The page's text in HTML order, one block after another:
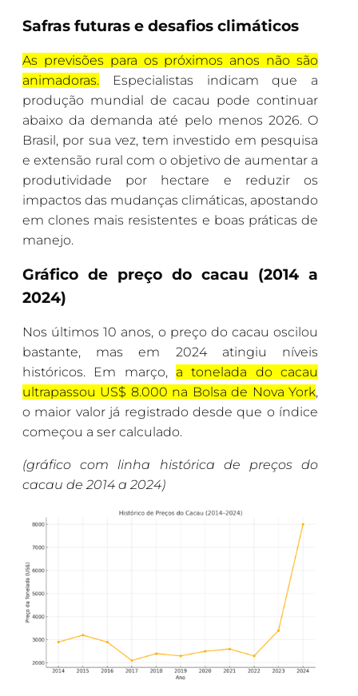
Safras futuras e desafios climáticos
As previsões para os próximos anos não são
animadoras. Especialistas indicam que a
produção mundial de cacau pode continuar
abaixo da demanda até pelo menos 2026. O
Brasil, por sua vez, tem investido em pesquisa
e extensão rural com o objetivo de aumentar a
produtividade por hectare e reduzir os
impactos das mudanças climáticas, apostando
em clones mais resistentes e boas práticas de
manejo.
Gráfico de preço do cacau (2014 a
2024)
Nos últimos 10 anos, o preço do cacau oscilou
bastante, mas em 2024 atingiu níveis
históricos. Em março, a tonelada do cacau
ultrapassou US$ 8.000 na Bolsa de Nova York,
o maior valor já registrado desde que o índice
começou a ser calculado.
(gráfico com linha histórica de preços do
cacau de 2014 a 2024)